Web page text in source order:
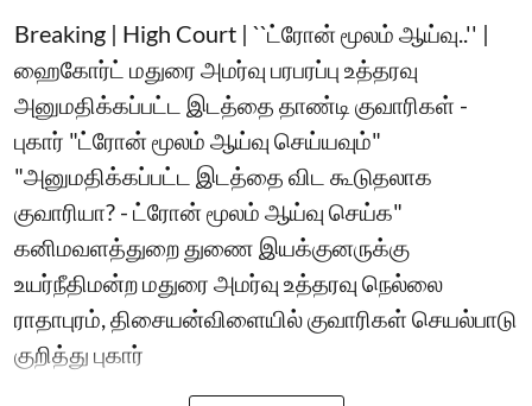
Breaking | High Court | ``ட்ரோன் மூலம் ஆய்வு..'' |
ஹைகோர்ட் மதுரை அமர்வு பரபரப்பு உத்தரவு
அனுமதிக்கப்பட்ட இடத்தை தாண்டி குவாரிகள் -
புகார் "ட்ரோன் மூலம் ஆய்வு செய்யவும்"
"அனுமதிக்கப்பட்ட இடத்தை விட கூடுதலாக
குவாரியா? - ட்ரோன் மூலம் ஆய்வு செய்க"
கனிமவளத்துறை துணை இயக்குனருக்கு
உயர்நீதிமன்ற மதுரை அமர்வு உத்தரவு நெல்லை
ராதாபுரம், திசையன்விளையில் குவாரிகள் செயல்பாடு
குறித்து புகார்